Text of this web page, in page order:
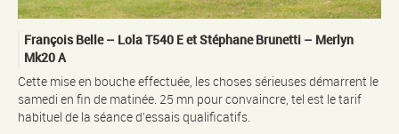
François Belle – Lola T540 E et Stéphane Brunetti – Merlyn
Mk20 A
Cette mise en bouche effectuée, les choses sérieuses démarrent le
samedi en fin de matinée. 25 mn pour convaincre, tel est le tarif
habituel de la séance d’essais qualificatifs.